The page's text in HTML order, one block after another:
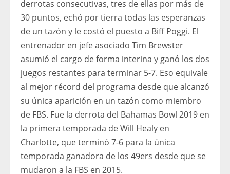
derrotas consecutivas, tres de ellas por más de
30 puntos, echó por tierra todas las esperanzas
de un tazón y le costó el puesto a Biff Poggi. El
entrenador en jefe asociado Tim Brewster
asumió el cargo de forma interina y ganó los dos
juegos restantes para terminar 5-7. Eso equivale
al mejor récord del programa desde que alcanzó
su única aparición en un tazón como miembro
de FBS. Fue la derrota del Bahamas Bowl 2019 en
la primera temporada de Will Healy en
Charlotte, que terminó 7-6 para la única
temporada ganadora de los 49ers desde que se
mudaron a la FBS en 2015.